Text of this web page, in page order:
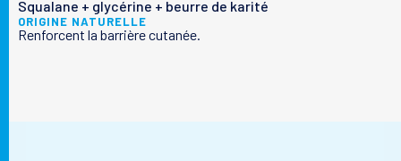
Squalane + glycérine + beurre de karité
ORIGINE NATURELLE
Renforcent la barrière cutanée.